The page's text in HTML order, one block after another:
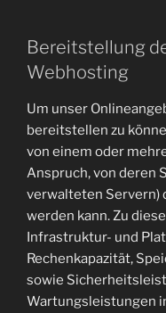
Bereitstellung
Webhosting
Um unser
bereitstellen zu
von einem oder
Anspruch, von deren
verwalteten Servern)
werden kann. Zu
Infrastruktur- und
Rechenkapazität,
sowie
Wartungsleistungen